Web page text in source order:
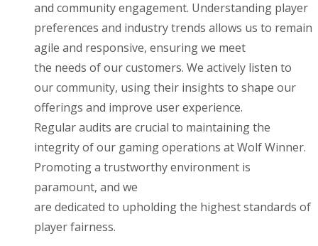
and community engagement. Understanding player
preferences and industry trends allows us to remain
agile and responsive, ensuring we meet
the needs of our customers. We actively listen to
our community, using their insights to shape our
offerings and improve user experience.
Regular audits are crucial to maintaining the
integrity of our gaming operations at Wolf Winner.
Promoting a trustworthy environment is
paramount, and we
are dedicated to upholding the highest standards of
player fairness.